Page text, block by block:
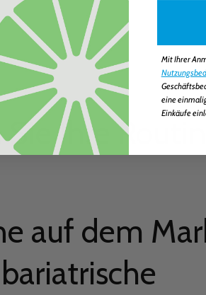
Ihre Routine
auf dem
Mit Ihrer
eine
Einkäufe